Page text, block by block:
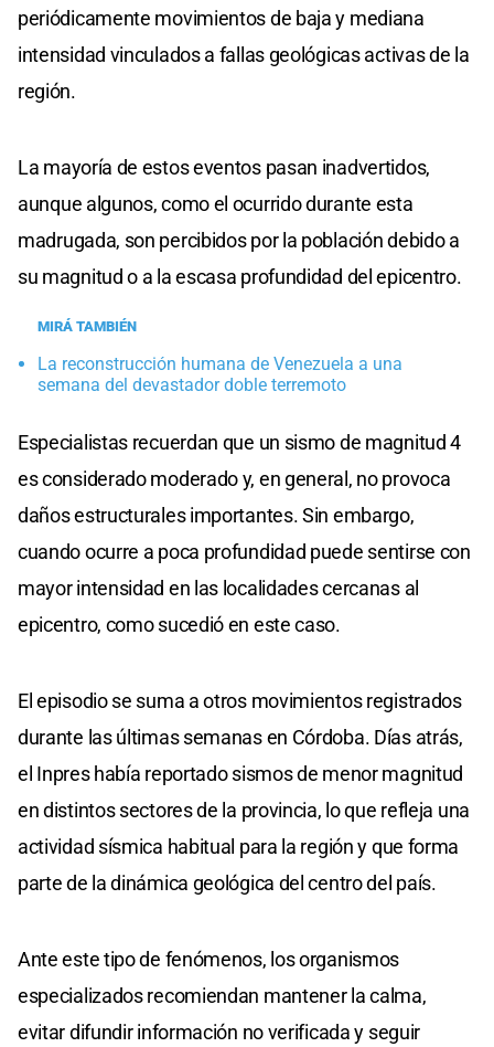
periódicamente movimientos de baja y mediana
intensidad vinculados a fallas geológicas activas de la
región.
La mayoría de estos eventos pasan inadvertidos,
aunque algunos, como el ocurrido durante esta
madrugada, son percibidos por la población debido a
su magnitud o a la escasa profundidad del epicentro.
MIRÁ TAMBIÉN
La reconstrucción humana de Venezuela a una
semana del devastador doble terremoto
Especialistas recuerdan que un sismo de magnitud 4
es considerado moderado y, en general, no provoca
daños estructurales importantes. Sin embargo,
cuando ocurre a poca profundidad puede sentirse con
mayor intensidad en las localidades cercanas al
epicentro, como sucedió en este caso.
El episodio se suma a otros movimientos registrados
durante las últimas semanas en Córdoba. Días atrás,
el Inpres había reportado sismos de menor magnitud
en distintos sectores de la provincia, lo que refleja una
actividad sísmica habitual para la región y que forma
parte de la dinámica geológica del centro del país.
Ante este tipo de fenómenos, los organismos
especializados recomiendan mantener la calma,
evitar difundir información no verificada y seguir